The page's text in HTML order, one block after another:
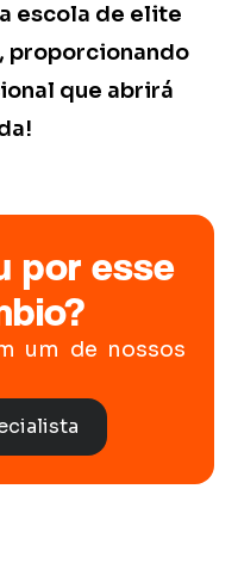
escola de elite
proporcionando
que abrirá
por esse
um de nossos